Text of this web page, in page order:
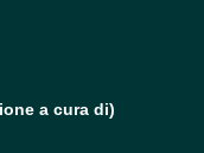
a cura di)